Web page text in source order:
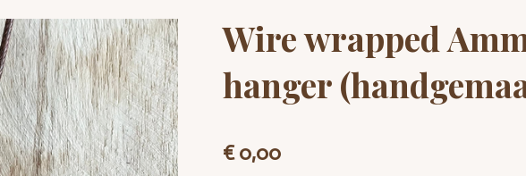
Wire wrapped
hanger
€ 0,00